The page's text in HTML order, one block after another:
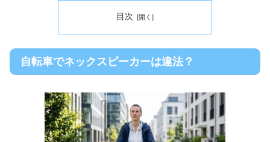
目次
自転車でネックスピーカーは違法？